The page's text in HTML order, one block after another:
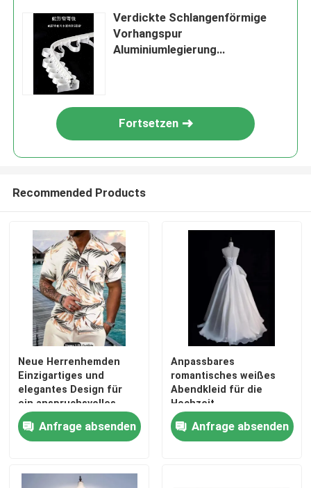
Haus
Produkte
Videos
Verdickte Schlangenförmige
Vorhangspur
Aluminiumlegierung
Fortsetzen
Recommended Products
Neue Herrenhemden
Einzigartiges und
elegantes Design für
ein anspruchsvolles
Aussehen
Anfrage absenden
Anpassbares
romantisches weißes
Abendkleid für die
Hochzeit
Anfrage absenden